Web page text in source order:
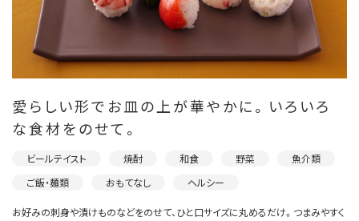
愛らしい形でお皿の上が華やかに。いろいろ
な食材をのせて。
ビールテイスト 焼酎 和食 野菜
魚介類
ご飯・麺類
おもてなし ヘルシー
お好みの刺身や漬けものなどをのせて、ひと口サイズに丸めるだけ。つまみやすく